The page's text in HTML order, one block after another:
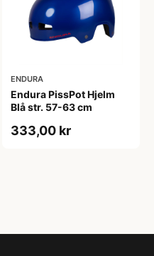
ENDURA
Endura PissPot Hjelm
Blå str. 57-63 cm
333,00 kr